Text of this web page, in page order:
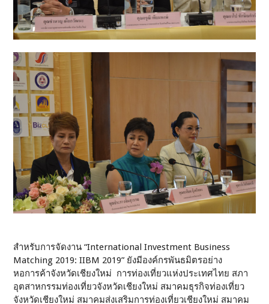
สำหรับการจัดงาน “International Investment Business
Matching 2019: IIBM 2019” ยังมีองค์กรพันธมิตรอย่าง
หอการค้าจังหวัดเชียงใหม่ การท่องเที่ยวแห่งประเทศไทย สภา
อุตสาหกรรมท่องเที่ยวจังหวัดเชียงใหม่ สมาคมธุรกิจท่องเที่ยว
จังหวัดเชียงใหม่ สมาคมส่งเสริมการท่องเที่ยวเชียงใหม่ สมาคม